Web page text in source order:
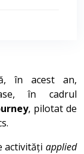
în acest an,
în cadrul
, pilotat de
activități applied